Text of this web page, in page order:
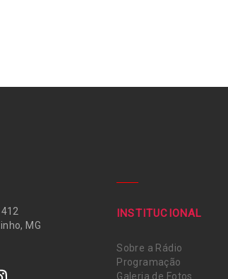
MG
INSTITUCIONAL
Sobre a Rádio
Programação
Galeria de Fotos